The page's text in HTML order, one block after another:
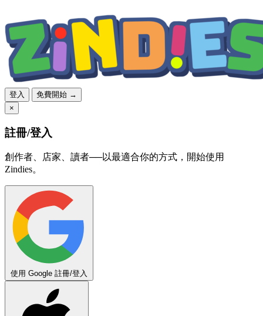
登入
免費開始 →
×
註冊/登入
創作者、店家、讀者──以最適合你的方式，開始使用
Zindies。
使用 Google 註冊/登入